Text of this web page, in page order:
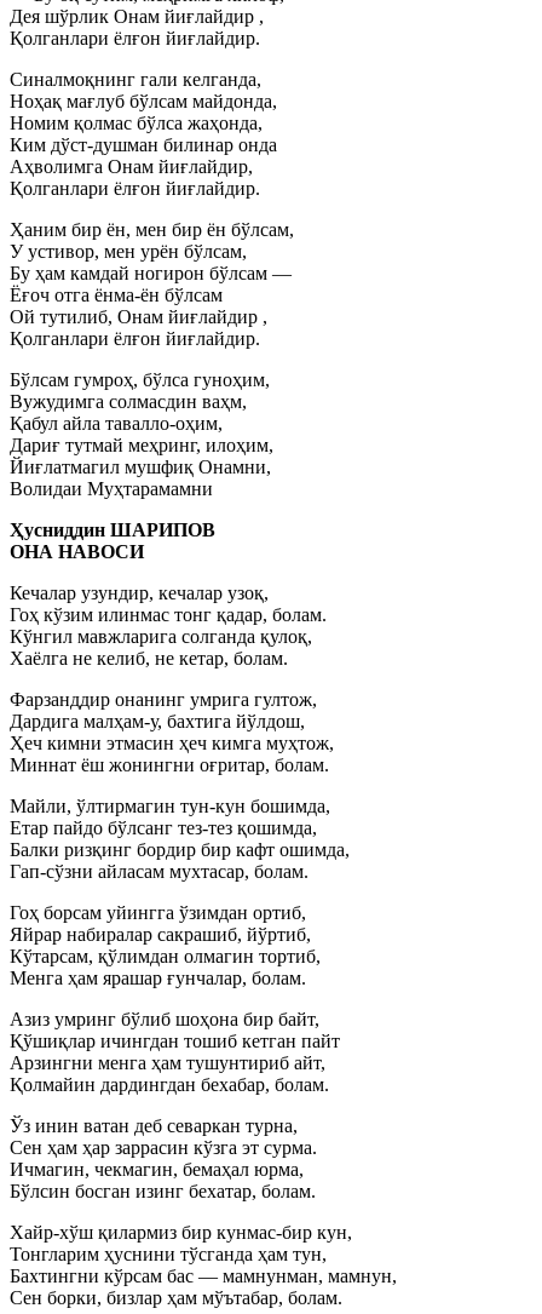
Дея шўрлик Онам йиғлайдир ,
Қолганлари ёлғон йиғлайдир.
Синалмоқнинг гали келганда,
Ноҳақ мағлуб бўлсам майдонда,
Номим қолмас бўлса жаҳонда,
Ким дўст-душман билинар онда
Аҳволимга Онам йиғлайдир,
Қолганлари ёлғон йиғлайдир.
Ҳаним бир ён, мен бир ён бўлсам,
У устивор, мен урён бўлсам,
Бу ҳам камдай ногирон бўлсам —
Ёғоч отга ёнма-ён бўлсам
Ой тутилиб, Онам йиғлайдир ,
Қолганлари ёлғон йиғлайдир.
Бўлсам гумроҳ, бўлса гуноҳим,
Вужудимга солмасдин ваҳм,
Қабул айла тавалло-оҳим,
Дариғ тутмай меҳринг, илоҳим,
Йиғлатмагил мушфиқ Онамни,
Волидаи Муҳтарамамни
Ҳусниддин ШАРИПОВ
ОНА НАВОСИ
Кечалар узундир, кечалар узоқ,
Гоҳ кўзим илинмас тонг қадар, болам.
Кўнгил мавжларига солганда қулоқ,
Хаёлга не келиб, не кетар, болам.
Фарзанддир онанинг умрига гултож,
Дардига малҳам-у, бахтига йўлдош,
Ҳеч кимни этмасин ҳеч кимга муҳтож,
Миннат ёш жонингни оғритар, болам.
Майли, ўлтирмагин тун-кун бошимда,
Етар пайдо бўлсанг тез-тез қошимда,
Балки ризқинг бордир бир кафт ошимда,
Гап-сўзни айласам мухтасар, болам.
Гоҳ борсам уйингга ўзимдан ортиб,
Яйрар набиралар сакрашиб, йўртиб,
Кўтарсам, қўлимдан олмагин тортиб,
Менга ҳам ярашар ғунчалар, болам.
Азиз умринг бўлиб шоҳона бир байт,
Қўшиқлар ичингдан тошиб кетган пайт
Арзингни менга ҳам тушунтириб айт,
Қолмайин дардингдан бехабар, болам.
Ўз инин ватан деб севаркан турна,
Сен ҳам ҳар заррасин кўзга эт сурма.
Ичмагин, чекмагин, бемаҳал юрма,
Бўлсин босган изинг бехатар, болам.
Хайр-хўш қилармиз бир кунмас-бир кун,
Тонгларим ҳуснини тўсганда ҳам тун,
Бахтингни кўрсам бас — мамнунман, мамнун,
Сен борки, бизлар ҳам мўътабар, болам.